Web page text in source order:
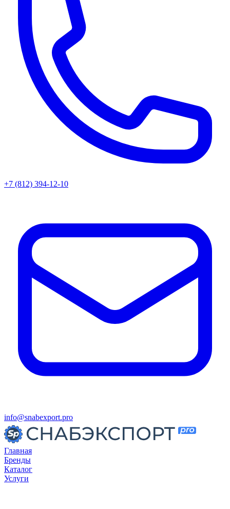
+7 (812) 394-12-10
info@snabexport.pro
Главная
Бренды
Каталог
Услуги